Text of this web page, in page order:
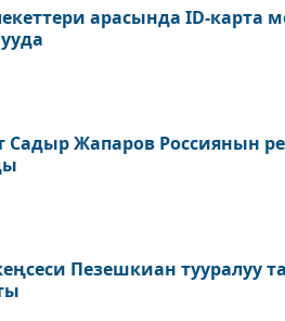
арасында ID-карта
Садыр Жапаров Россиянын
Пезешкиан тууралуу